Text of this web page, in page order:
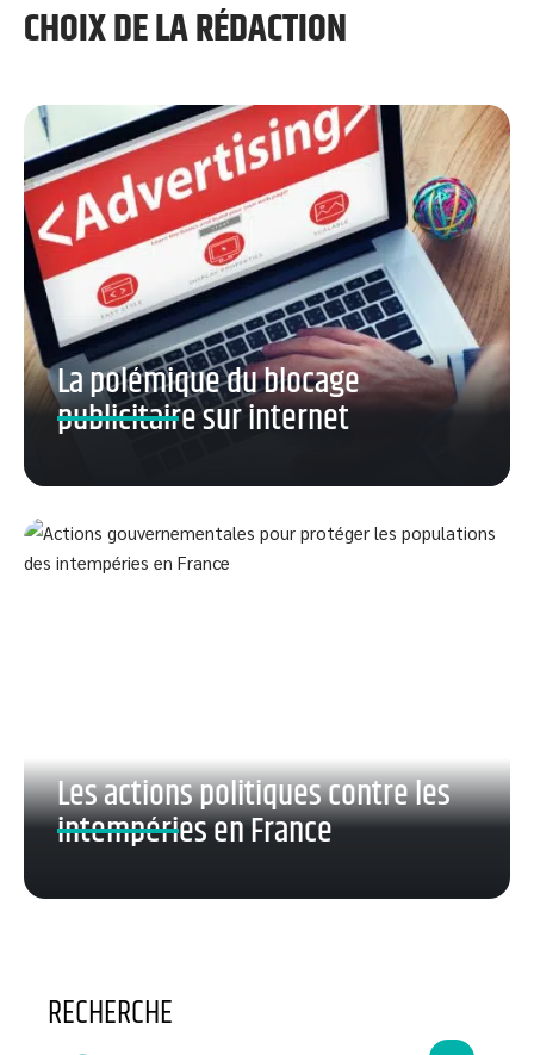
CHOIX DE LA RÉDACTION
La polémique du blocage
publicitaire sur internet
Les actions politiques contre les
intempéries en France
RECHERCHE